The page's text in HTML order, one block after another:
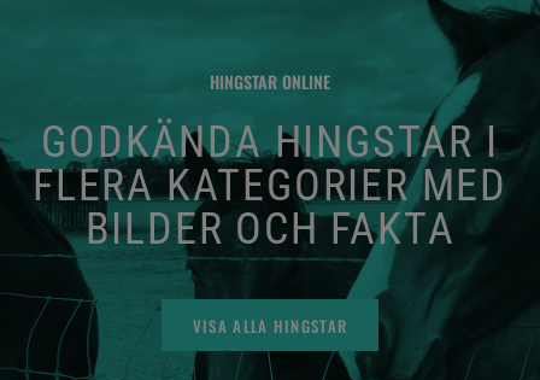
HINGSTAR ONLINE
GODKÄNDA HINGSTAR I
FLERA KATEGORIER MED
BILDER OCH FAKTA
VISA ALLA HINGSTAR